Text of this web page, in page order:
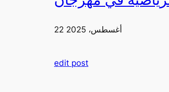
22 أغسطس، 2025
edit post